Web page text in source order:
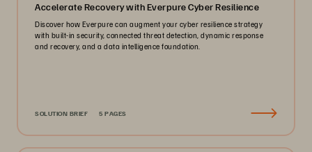
Accelerate Recovery with Everpure Cyber Resilience
Discover how Everpure can augment your cyber resilience strategy
with built-in security, connected threat detection, dynamic response
and recovery, and a data intelligence foundation.
SOLUTION BRIEF 5 PAGES